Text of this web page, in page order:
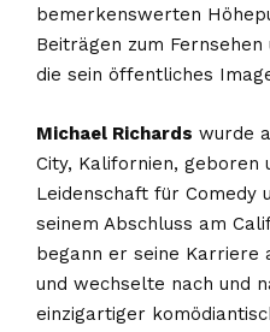
bemerkenswerten
Beiträgen zum
die sein öffentliches
Michael Richards wurde
City, Kalifornien, geboren
Leidenschaft für Comedy
seinem Abschluss am
begann er seine Karriere
und wechselte nach und
einzigartiger